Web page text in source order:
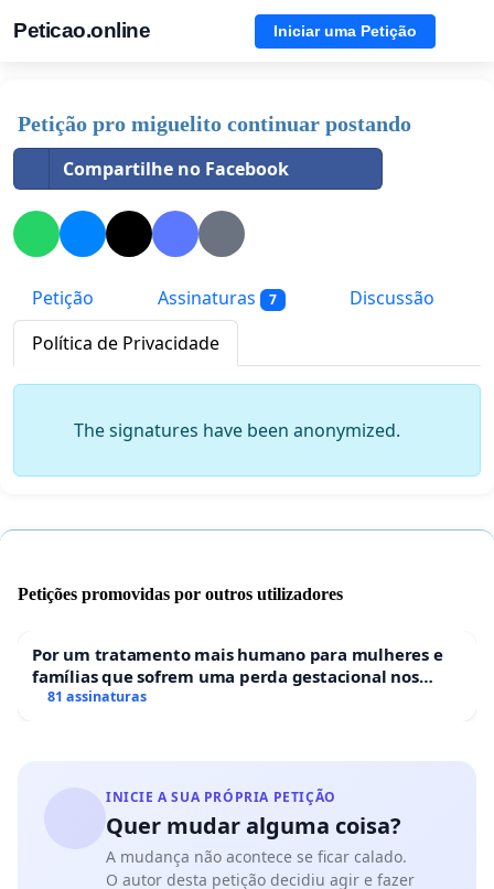
Peticao.online Iniciar uma Petição
Petição pro miguelito continuar postando
Compartilhe no Facebook
Petição Assinaturas 7
Discussão
Política de Privacidade
The signatures have been anonymized.
Petições promovidas por outros utilizadores
Por um tratamento mais humano para mulheres e
famílias que sofrem uma perda gestacional nos
hospitais portugueses
81 assinaturas
INICIE A SUA PRÓPRIA PETIÇÃO
Quer mudar alguma coisa?
A mudança não acontece se ficar calado.
O autor desta petição decidiu agir e fazer